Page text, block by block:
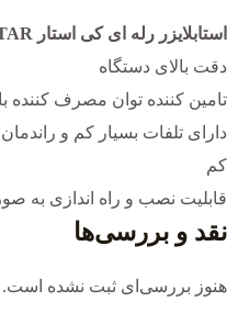
استابلایزر رله ای کی استار Stabilizer Relay KSTAR
دقت بالای دستگاه
تامین کننده توان مصرف کننده
کم
قابلیت نصب و راه اندازی به
نقد و بررسی‌ها
هنوز بررسی‌ای ثبت نشده است.